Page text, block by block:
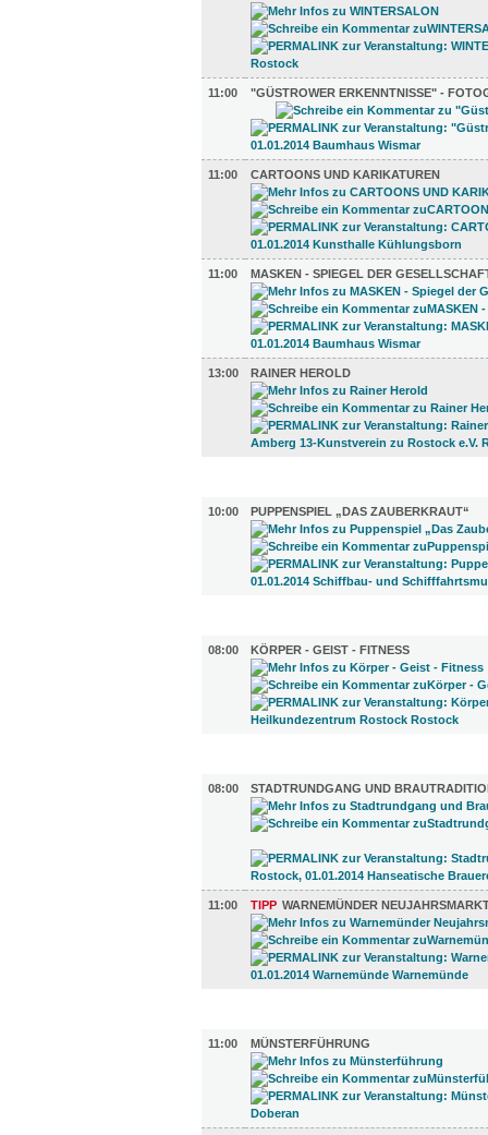
11:00 "GÜSTROWER ERKENNTNISSE" -
11:00 CARTOONS UND KARIKATUREN
11:00 MASKEN - SPIEGEL DER
13:00 RAINER HEROLD
10:00
PUPPENSPIEL „DAS ZAUBERKRAUT“
08:00
KÖRPER - GEIST - FITNESS
08:00
STADTRUNDGANG UND
11:00 TIPP WARNEMÜNDER
11:00
MÜNSTERFÜHRUNG